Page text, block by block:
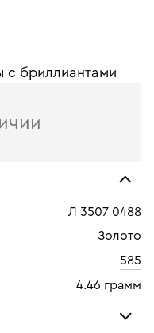
c бриллиантами
Л 3507 0488
Золото
585
4.46 грамм